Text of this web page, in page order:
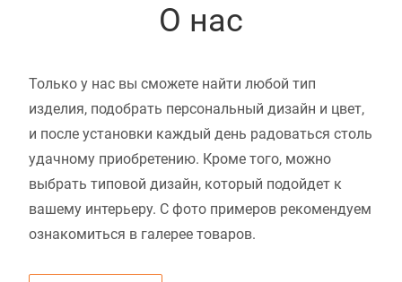
О нас
Только у нас вы сможете найти любой тип
изделия, подобрать персональный дизайн и цвет,
и после установки каждый день радоваться столь
удачному приобретению. Кроме того, можно
выбрать типовой дизайн, который подойдет к
вашему интерьеру. С фото примеров рекомендуем
ознакомиться в галерее товаров.